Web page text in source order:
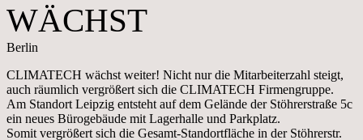
WÄCHST
Berlin
CLIMATECH wächst weiter! Nicht nur die Mitarbeiterzahl steigt,
auch räumlich vergrößert sich die CLIMATECH Firmengruppe.
Am Standort Leipzig entsteht auf dem Gelände der Stöhrerstraße 5c
ein neues Bürogebäude mit Lagerhalle und Parkplatz.
Somit vergrößert sich die Gesamt-Standortfläche in der Stöhrerstr.